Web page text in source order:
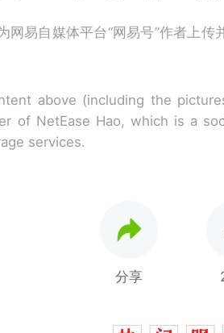
网易自媒体平台“网易号”作者上
above (including the
of NetEase Hao, which is a
services.
分享